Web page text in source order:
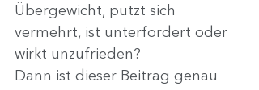
Übergewicht, putzt sich
vermehrt, ist unterfordert oder
wirkt unzufrieden?
Dann ist dieser Beitrag genau